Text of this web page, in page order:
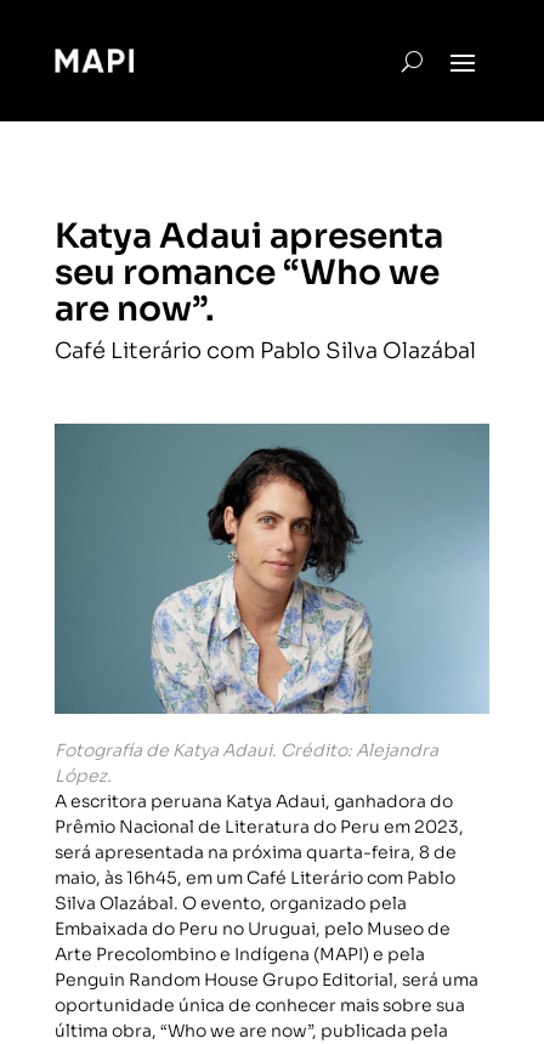
Katya Adaui apresenta
seu romance “Who we
are now”.
Café Literário com Pablo Silva Olazábal
Fotografía de Katya Adaui. Crédito: Alejandra
López.
A escritora peruana Katya Adaui, ganhadora do
Prêmio Nacional de Literatura do Peru em 2023,
será apresentada na próxima quarta-feira, 8 de
maio, às 16h45, em um Café Literário com Pablo
Silva Olazábal. O evento, organizado pela
Embaixada do Peru no Uruguai, pelo Museo de
Arte Precolombino e Indígena (MAPI) e pela
Penguin Random House Grupo Editorial, será uma
oportunidade única de conhecer mais sobre sua
última obra, “Who we are now”, publicada pela